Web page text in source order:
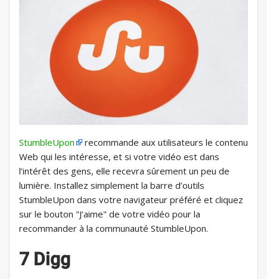
StumbleUpon
recommande aux utilisateurs le contenu
Web qui les intéresse, et si votre vidéo est dans
l’intérêt des gens, elle recevra sûrement un peu de
lumière. Installez simplement la barre d’outils
StumbleUpon dans votre navigateur préféré et cliquez
sur le bouton "J’aime" de votre vidéo pour la
recommander à la communauté StumbleUpon.
7 Digg